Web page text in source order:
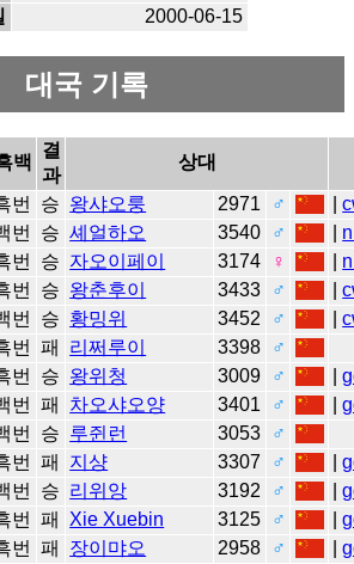
2000-06-15
대국 기록
백
결
과
상대
번 승 왕샤오룽 2971 ♂ |
번 승 셰얼하오 3540 ♂
번 승 자오이페이 3174 ♀
번 승 왕춘후이 3433 ♂ |
번 승 황밍위 3452 ♂ |
번 패 리쩌루이 3398
♂
번 승 왕위청 3009 ♂ |
번 패 차오샤오양 3401 ♂ |
번 승 루쥔런 3053
♂
번 패 지샹 3307 ♂ |
번 승 리위앙 3192 ♂ |
번 패 Xie Xuebin 3125 ♂ |
번 패 장이먀오 2958 ♂ |